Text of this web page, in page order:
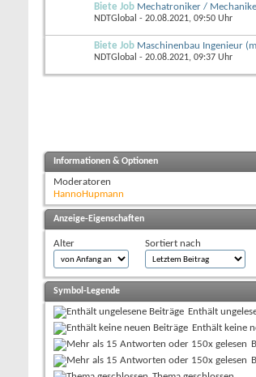
Biete Job Mechatroniker /
NDTGlobal - 20.08.2021, 09:50 Uhr
Biete Job Maschinenbau Ingenieur
NDTGlobal - 20.08.2021, 09:37 Uhr
Informationen & Optionen
Moderatoren
HannoHupmann
Anzeige-Eigenschaften
Alter Sortiert nach
Symbol-Legende
Enthält
Enthält keine